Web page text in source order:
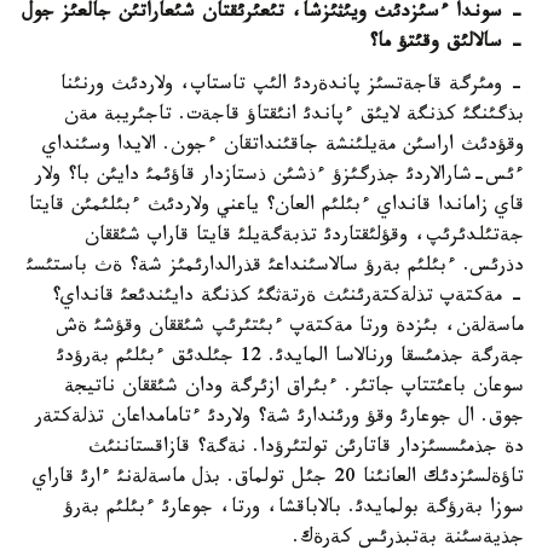
- سوندا ءسئزدئث ويئثئزشا، تئعئرئقتان شئعاراتئن جالعئز جول
- سالالئق وقئتؤ ما؟
- ومئرگة قاجةتسئز پاندةردئ الئپ تاستاپ، ولاردئث ورنئنا
بذگئنگئ كذنگة لايئق ءپاندئ انئقتاؤ قاجةت. تاجئريبة مةن
وقؤدئث اراسئن مةيلئنشة جاقئنداتقان ءجون. الايدا وسئنداي
ءئس-شارالاردئ جذرگئزؤ ءذشئن ذستازدار قاؤئمئ دايئن با؟ ولار
قاي زاماندا قانداي ءبئلئم العان؟ ياعني ولاردئث ءبئلئمئن قايتا
جةتئلدئرئپ، وقؤلئقتاردئ تذبةگةيلئ قايتا قاراپ شئققان
دذرئس. ءبئلئم بةرؤ سالاسئنداعئ قذرالدارئمئز شة؟ ةث باستئسئ
- مةكتةپ تذلةكتةرئنئث ةرتةثگئ كذنگة دايئندئعئ قانداي؟
ماسةلةن، بئزدة ورتا مةكتةپ ءبئتئرئپ شئققان وقؤشئ ةش
جةرگة جذمئسقا ورنالاسا المايدئ. 12 جئلدئق ءبئلئم بةرؤدئ
سوعان باعئتتاپ جاتئر. ءبئراق ازئرگة ودان شئققان ناتيجة
جوق. ال جوعارئ وقؤ ورئندارئ شة؟ ولاردئ ءتامامداعان تذلةكتةر
دة جذمئسسئزدار قاتارئن تولتئرؤدا. نةگة؟ قازاقستاننئث
تاؤةلسئزدئك العانئنا 20 جئل تولماق. بذل ماسةلةنئ ءارئ قاراي
سوزا بةرؤگة بولمايدئ. بالاباقشا، ورتا، جوعارئ ءبئلئم بةرؤ
جذيةسئنة بةتبذرئس كةرةك.